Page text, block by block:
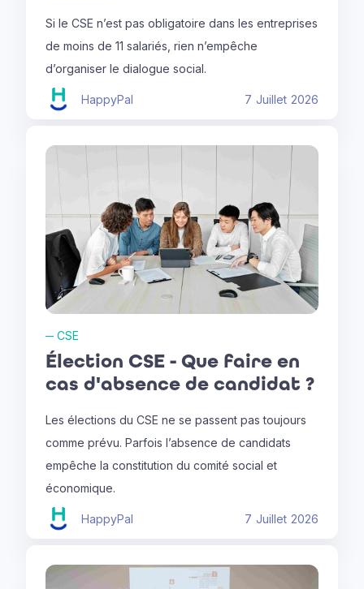
Si le CSE n’est pas obligatoire dans les entreprises
de moins de 11 salariés, rien n’empêche
d’organiser le dialogue social.
HappyPal 7 Juillet 2026
─ CSE
Élection CSE - Que faire en
cas d'absence de candidat ?
Les élections du CSE ne se passent pas toujours
comme prévu. Parfois l’absence de candidats
empêche la constitution du comité social et
économique.
HappyPal 7 Juillet 2026